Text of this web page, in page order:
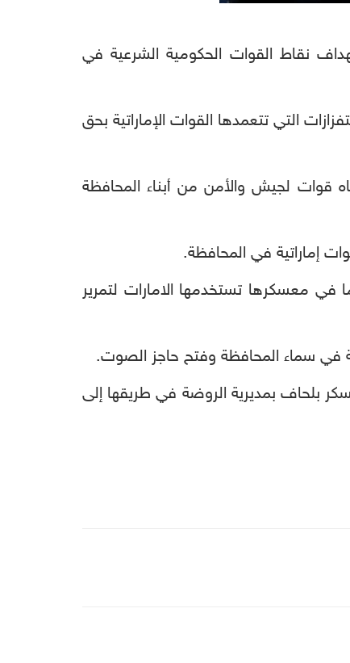
نقاط القوات الحكومية الشرعية في
التي تتعمدها القوات الإماراتية بحق
قوات لجيش والأمن من أبناء المحافظة
إماراتية في المحافظة.
معسكرها تستخدمها الامارات لتمرير
في سماء المحافظة وفتح حاجز الصوت.
بلحاف بمديرية الروضة في طريقها إلى